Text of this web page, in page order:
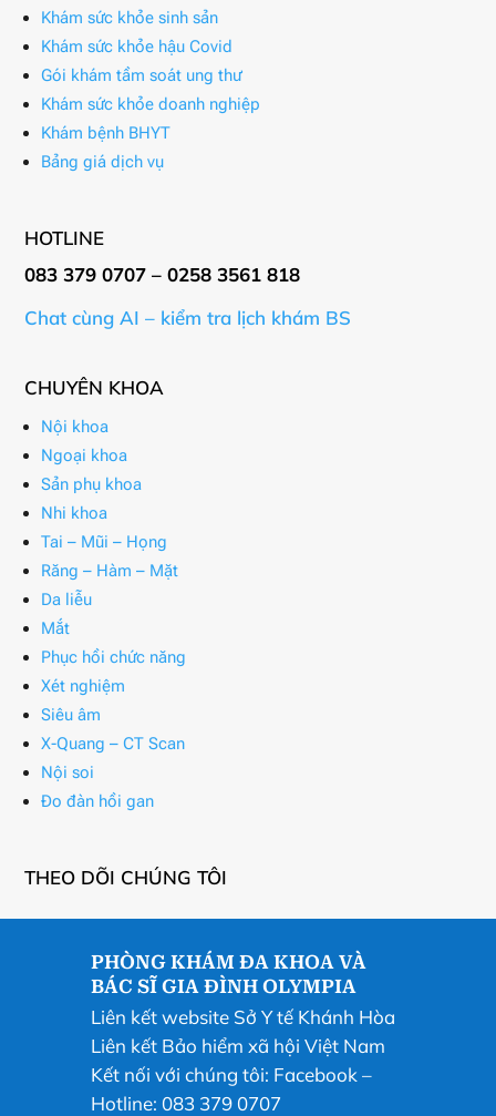
Khám sức khỏe sinh sản
Khám sức khỏe hậu Covid
Gói khám tầm soát ung thư
Khám sức khỏe doanh nghiệp
Khám bệnh BHYT
Bảng giá dịch vụ
HOTLINE
083 379 0707 – 0258 3561 818
Chat cùng AI – kiểm tra lịch khám BS
CHUYÊN KHOA
Nội khoa
Ngoại khoa
Sản phụ khoa
Nhi khoa
Tai – Mũi – Họng
Răng – Hàm – Mặt
Da liễu
Mắt
Phục hồi chức năng
Xét nghiệm
Siêu âm
X-Quang – CT Scan
Nội soi
Đo đàn hồi gan
THEO DÕI CHÚNG TÔI
PHÒNG KHÁM ĐA KHOA VÀ
BÁC SĨ GIA ĐÌNH OLYMPIA
Liên kết website Sở Y tế Khánh Hòa
Liên kết Bảo hiểm xã hội Việt Nam
Kết nối với chúng tôi: Facebook –
Hotline: 083 379 0707